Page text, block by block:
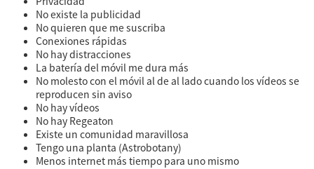
No existe la publicidad
No quieren que me suscriba
Conexiones rápidas
No hay distracciones
La batería del móvil me dura más
No molesto con el móvil al de al lado cuando los vídeos se
reproducen sin aviso
No hay vídeos
No hay Regeaton
Existe un comunidad maravillosa
Tengo una planta (Astrobotany)
Menos internet más tiempo para uno mismo